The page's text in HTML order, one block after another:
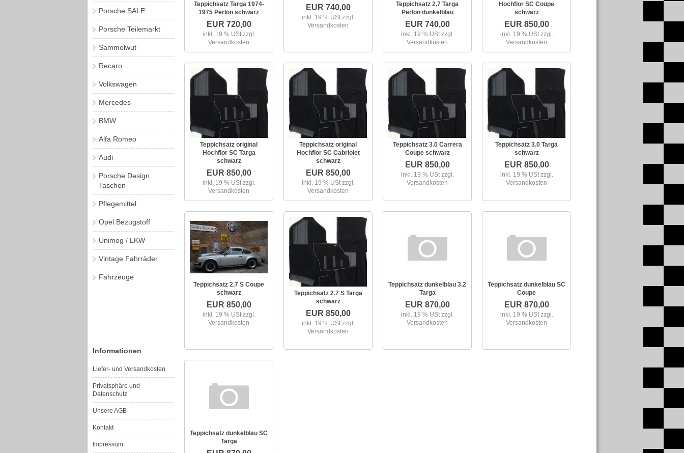
Porsche SALE
Porsche Teilemarkt
Sammelwut
Recaro
Volkswagen
Mercedes
BMW
Alfa Romeo
Audi
Porsche Design
Taschen
Pflegemittel
Opel Bezugstoff
Unimog / LKW
Vintage Fahrräder
Fahrzeuge
Informationen
Liefer- und Versandkosten
Privatsphäre und
Datenschutz
Unsere AGB
Kontakt
Impressum
Teppichsatz Targa 1974-
1975 Perlon schwarz
EUR 720,00
inkl. 19 % USt zzgl.
Versandkosten
EUR 740,00
inkl. 19 % USt zzgl.
Versandkosten
Teppichsatz 2.7 Targa
Perlon dunkelblau
EUR 740,00
inkl. 19 % USt zzgl.
Versandkosten
Hochflor SC Coupe
schwarz
EUR 850,00
inkl. 19 % USt zzgl.
Versandkosten
Teppichsatz original
Hochflor SC Targa
schwarz
EUR 850,00
inkl. 19 % USt zzgl.
Versandkosten
Teppichsatz original
Hochflor SC Cabriolet
schwarz
EUR 850,00
inkl. 19 % USt zzgl.
Versandkosten
Teppichsatz 3.0 Carrera
Coupe schwarz
EUR 850,00
inkl. 19 % USt zzgl.
Versandkosten
Teppichsatz 3.0 Targa
schwarz
EUR 850,00
inkl. 19 % USt zzgl.
Versandkosten
Teppichsatz 2.7 S Coupe
schwarz
EUR 850,00
inkl. 19 % USt zzgl.
Versandkosten
Teppichsatz 2.7 S Targa
schwarz
EUR 850,00
inkl. 19 % USt zzgl.
Versandkosten
Teppichsatz dunkelblau 3.2
Targa
EUR 870,00
inkl. 19 % USt zzgl.
Versandkosten
Teppichsatz dunkelblau SC
Coupe
EUR 870,00
inkl. 19 % USt zzgl.
Versandkosten
Teppichsatz dunkelblau SC
Targa